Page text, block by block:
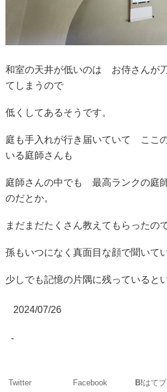
和室の天井が低いのは お侍さんが
てしまうので
低くしてあるそうです。
庭も手入れが行き届いていて ここ
いる庭師さんも
庭師さんの中でも 最高ランクの庭
のだとか。
まだまだたくさん教えてもらったの
孫もいつになく真面目な顔で聞いて
少しでも記憶の片隅に残っていると
2024/07/26
-
Twitter Facebook B!はてブ